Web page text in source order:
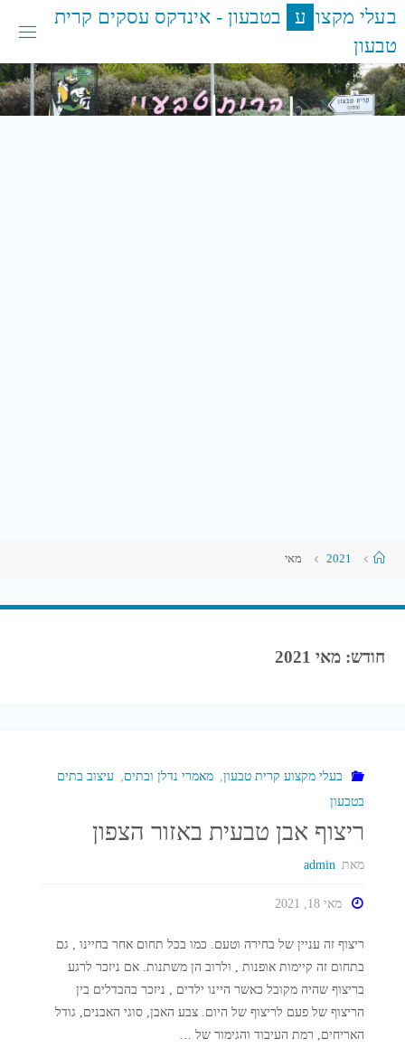
דלגו
בעלי מקצו ע בטבעון - אינדקס עסקים קרית
טבעון
עמוד
2021 מאי
חודש:מאי 2021
בעלי מקצוע קרית טבעון מאמרי נדלן ובתים
עיצוב בתים
בטבעון
ריצוף אבן טבעית באזור הצפון
מאת admin
מאי 18, 2021
ריצוף זה עניין של בחירה וטעם. כמו בכל תחום אחר בחיינו , גם
בתחום זה קיימות אופנות , ולרוב הן משתנות. אם ניזכר לרגע
בריצוף שהיה מקובל כאשר היינו ילדים , ניזכר בהבדלים בין
הריצוף של פעם לריצוף של היום. צבע האבן, סוגי האבנים, גודל
האריחים, רמת העיבוד והגימור של …